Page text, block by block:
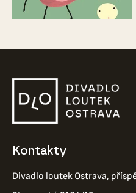
Kontakty
Divadlo loutek Ostrava,